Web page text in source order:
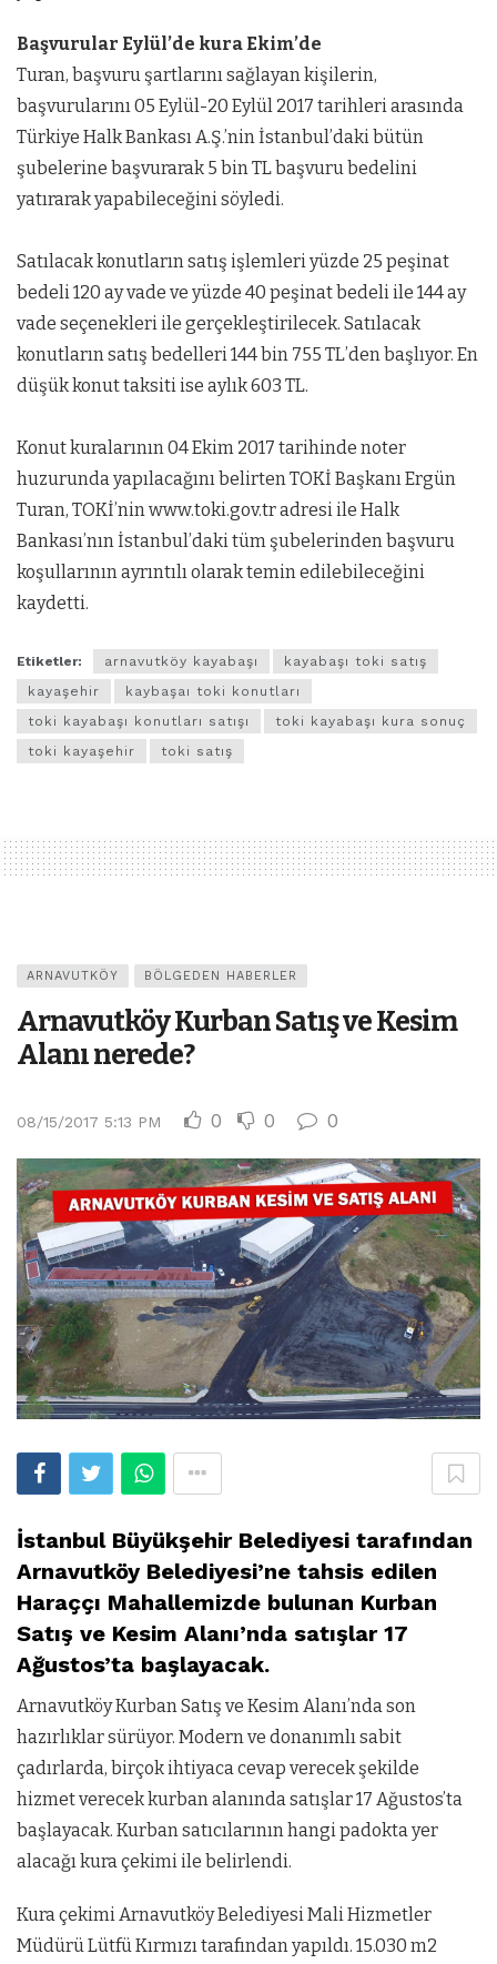
Başvurular Eylül’de kura Ekim’de
Turan, başvuru şartlarını sağlayan kişilerin,
başvurularını 05 Eylül-20 Eylül 2017 tarihleri arasında
Türkiye Halk Bankası A.Ş.’nin İstanbul’daki bütün
şubelerine başvurarak 5 bin TL başvuru bedelini
yatırarak yapabileceğini söyledi.
Satılacak konutların satış işlemleri yüzde 25 peşinat
bedeli 120 ay vade ve yüzde 40 peşinat bedeli ile 144 ay
vade seçenekleri ile gerçekleştirilecek. Satılacak
konutların satış bedelleri 144 bin 755 TL’den başlıyor. En
düşük konut taksiti ise aylık 603 TL.
Konut kuralarının 04 Ekim 2017 tarihinde noter
huzurunda yapılacağını belirten TOKİ Başkanı Ergün
Turan, TOKİ’nin www.toki.gov.tr adresi ile Halk
Bankası’nın İstanbul’daki tüm şubelerinden başvuru
koşullarının ayrıntılı olarak temin edilebileceğini
kaydetti.
Etiketler: arnavutköy kayabaşı
kayabaşı toki satış
kayaşehir
kaybaşaı toki konutları
toki kayabaşı konutları satışı
toki kayabaşı kura sonuç
toki kayaşehir
toki satış
ARNAVUTKÖY BÖLGEDEN HABERLER
Arnavutköy Kurban Satış ve Kesim
Alanı nerede?
08/15/2017 5:13 PM 0 0 0
İstanbul Büyükşehir Belediyesi tarafından
Arnavutköy Belediyesi’ne tahsis edilen
Haraççı Mahallemizde bulunan Kurban
Satış ve Kesim Alanı’nda satışlar 17
Ağustos’ta başlayacak.
Arnavutköy Kurban Satış ve Kesim Alanı’nda son
hazırlıklar sürüyor. Modern ve donanımlı sabit
çadırlarda, birçok ihtiyaca cevap verecek şekilde
hizmet verecek kurban alanında satışlar 17 Ağustos’ta
başlayacak. Kurban satıcılarının hangi padokta yer
alacağı kura çekimi ile belirlendi.
Kura çekimi Arnavutköy Belediyesi Mali Hizmetler
Müdürü Lütfü Kırmızı tarafından yapıldı. 15.030 m2